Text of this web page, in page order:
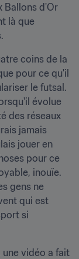
Ballons d'Or
là que
coins de la
pour ce qu'il
le futsal.
évolue
des réseaux
jamais
jouer en
pour ce
inouïe.
gens ne
qui est
si
une vidéo a fait